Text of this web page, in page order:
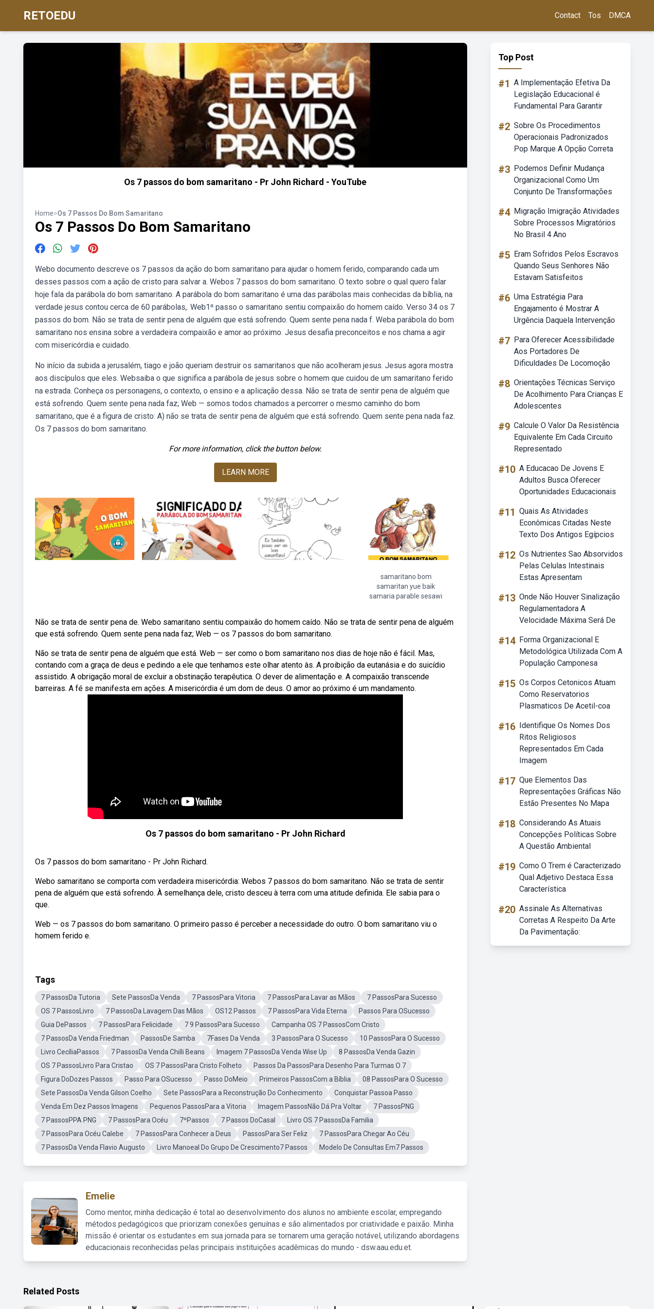
RETOEDU Contact Tos DMCA
Os 7 passos do bom samaritano - Pr John Richard - YouTube
Home>Os 7 Passos Do Bom Samaritano
Os 7 Passos Do Bom Samaritano
Webo documento descreve os 7 passos da ação do bom samaritano para ajudar o homem ferido, comparando cada um
desses passos com a ação de cristo para salvar a. Webos 7 passos do bom samaritano. O texto sobre o qual quero falar
hoje fala da parábola do bom samaritano. A parábola do bom samaritano é uma das parábolas mais conhecidas da bíblia, na
verdade jesus contou cerca de 60 parábolas,. Web1º passo o samaritano sentiu compaixão do homem caído. Verso 34 os 7
passos do bom. Não se trata de sentir pena de alguém que está sofrendo. Quem sente pena nada f. Weba parábola do bom
samaritano nos ensina sobre a verdadeira compaixão e amor ao próximo. Jesus desafia preconceitos e nos chama a agir
com misericórdia e cuidado.
No início da subida a jerusalém, tiago e joão queriam destruir os samaritanos que não acolheram jesus. Jesus agora mostra
aos discípulos que eles. Websaiba o que significa a parábola de jesus sobre o homem que cuidou de um samaritano ferido
na estrada. Conheça os personagens, o contexto, o ensino e a aplicação dessa. Não se trata de sentir pena de alguém que
está sofrendo. Quem sente pena nada faz; Web — somos todos chamados a percorrer o mesmo caminho do bom
samaritano, que é a figura de cristo: A) não se trata de sentir pena de alguém que está sofrendo. Quem sente pena nada faz.
Os 7 passos do bom samaritano.
For more information, click the button below.
LEARN MORE
samaritano bom
samaritan yue baik
samaria parable sesawi
Não se trata de sentir pena de. Webo samaritano sentiu compaixão do homem caído. Não se trata de sentir pena de alguém
que está sofrendo. Quem sente pena nada faz; Web — os 7 passos do bom samaritano.
Não se trata de sentir pena de alguém que está. Web — ser como o bom samaritano nos dias de hoje não é fácil. Mas,
contando com a graça de deus e pedindo a ele que tenhamos este olhar atento às. A proibição da eutanásia e do suicídio
assistido. A obrigação moral de excluir a obstinação terapêutica. O dever de alimentação e. A compaixão transcende
barreiras. A fé se manifesta em ações. A misericórdia é um dom de deus. O amor ao próximo é um mandamento.
Os 7 passos do bom samaritano - Pr John Richard
Os 7 passos do bom samaritano - Pr John Richard.
Webo samaritano se comporta com verdadeira misericórdia: Webos 7 passos do bom samaritano. Não se trata de sentir
pena de alguém que está sofrendo. À semelhança dele, cristo desceu à terra com uma atitude definida. Ele sabia para o
que.
Web — os 7 passos do bom samaritano. O primeiro passo é perceber a necessidade do outro. O bom samaritano viu o
homem ferido e.
Tags
7 PassosDa Tutoria Sete PassosDa Venda 7 PassosPara Vitoria 7 PassosPara Lavar as Mãos
7 PassosPara Sucesso
OS 7 PassosLivro
7 PassosDa Lavagem Das Mãos OS12 Passos 7 PassosPara Vida Eterna
Passos Para OSucesso
Guia DePassos
7 PassosPara Felicidade 7 9 PassosPara Sucesso
Campanha OS 7 PassosCom Cristo
7 PassosDa Venda Friedman
PassosDe Samba 7Fases Da Venda 3 PassosPara O Sucesso
10 PassosPara O Sucesso
Livro CecíliaPassos
7 PassosDa Venda Chilli Beans Imagem 7 PassosDa Venda Wise Up
8 PassosDa Venda Gazin
OS 7 PassosLivro Para Cristao
OS 7 PassosPara Cristo Folheto
Passos Da PassosPara Desenho Para Turmas O 7
Figura DoDozes Passos
Passo Para OSucesso Passo DoMeio Primeiros PassosCom a Bíblia
08 PassosPara O Sucesso
Sete PassosDa Venda Gilson Coelho
Sete PassosPara a Reconstrução Do Conhecimento
Conquistar Passoa Passo
Venda Em Dez Passos Imagens
Pequenos PassosPara a Vitoria Imagem PassosNão Dá Pra Voltar
7 PassosPNG
7 PassosPPA PNG
7 PassosPara Océu 7ºPassos 7 Passos DoCasal
Livro OS 7 PassosDa Familia
7 PassosPara Océu Calebe
7 PassosPara Conhecer a Deus PassosPara Ser Feliz
7 PassosPara Chegar Ao Céu
7 PassosDa Venda Flavio Augusto
Livro Manoeal Do Grupo De Crescimento7 Passos Modelo De Consultas Em7 Passos
Emelie
Como mentor, minha dedicação é total ao desenvolvimento dos alunos no ambiente escolar, empregando
métodos pedagógicos que priorizam conexões genuínas e são alimentados por criatividade e paixão. Minha
missão é orientar os estudantes em sua jornada para se tornarem uma geração notável, utilizando abordagens
educacionais reconhecidas pelas principais instituições acadêmicas do mundo - dsw.aau.edu.et.
Top Post
#1 A Implementação Efetiva Da
Legislação Educacional é
Fundamental Para Garantir
#2 Sobre Os Procedimentos
Operacionais Padronizados
Pop Marque A Opção Correta
#3 Podemos Definir Mudança
Organizacional Como Um
Conjunto De Transformações
#4 Migração Imigração Atividades
Sobre Processos Migratórios
No Brasil 4 Ano
#5 Eram Sofridos Pelos Escravos
Quando Seus Senhores Não
Estavam Satisfeitos
#6 Uma Estratégia Para
Engajamento é Mostrar A
Urgência Daquela Intervenção
#7 Para Oferecer Acessibilidade
Aos Portadores De
Dificuldades De Locomoção
#8 Orientações Técnicas Serviço
De Acolhimento Para Crianças E
Adolescentes
#9 Calcule O Valor Da Resistência
Equivalente Em Cada Circuito
Representado
#10 A Educacao De Jovens E
Adultos Busca Oferecer
Oportunidades Educacionais
#11 Quais As Atividades
Econômicas Citadas Neste
Texto Dos Antigos Egípcios
#12 Os Nutrientes Sao Absorvidos
Pelas Celulas Intestinais
Estas Apresentam
#13 Onde Não Houver Sinalização
Regulamentadora A
Velocidade Máxima Será De
#14 Forma Organizacional E
Metodológica Utilizada Com A
População Camponesa
#15 Os Corpos Cetonicos Atuam
Como Reservatorios
Plasmaticos De Acetil-coa
#16 Identifique Os Nomes Dos
Ritos Religiosos
Representados Em Cada
Imagem
#17 Que Elementos Das
Representações Gráficas Não
Estão Presentes No Mapa
#18 Considerando As Atuais
Concepções Políticas Sobre
A Questão Ambiental
#19 Como O Trem é Caracterizado
Qual Adjetivo Destaca Essa
Característica
#20 Assinale As Alternativas
Corretas A Respeito Da Arte
Da Pavimentação:
Related Posts